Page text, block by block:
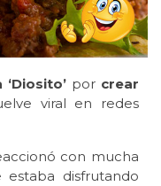
por crear
viral en redes
con mucha
disfrutando